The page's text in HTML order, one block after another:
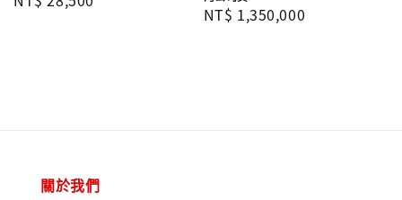
Regular
NT$ 1,350,000
關於我們